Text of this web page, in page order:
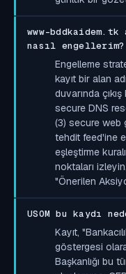
www-
nasıl engellerim?
Engelleme
kayıt bir alan
duvarında
secure DNS
(3) secure web
tehdit feed'ine
eşleştirme
noktaları
"Önerilen
USOM bu kaydı
Kayıt,
göstergesi
Başkanlığı bu